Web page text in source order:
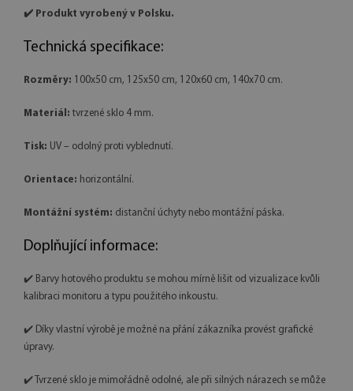
✔️ Produkt vyrobený v Polsku.
Technická specifikace:
Rozměry: 100x50 cm, 125x50 cm, 120x60 cm, 140x70 cm.
Materiál: tvrzené sklo 4 mm.
Tisk: UV – odolný proti vyblednutí.
Orientace: horizontální.
Montážní systém: distanční úchyty nebo montážní páska.
Doplňující informace:
✔️ Barvy hotového produktu se mohou mírně lišit od vizualizace kvůli
kalibraci monitoru a typu použitého inkoustu.
✔️ Díky vlastní výrobě je možné na přání zákazníka provést grafické
úpravy.
✔️ Tvrzené sklo je mimořádně odolné, ale při silných nárazech se může